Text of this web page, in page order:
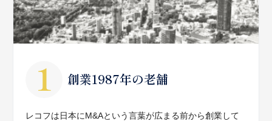
創業1987年の老舗
レコフは日本にM&Aという言葉が広まる前から創業して